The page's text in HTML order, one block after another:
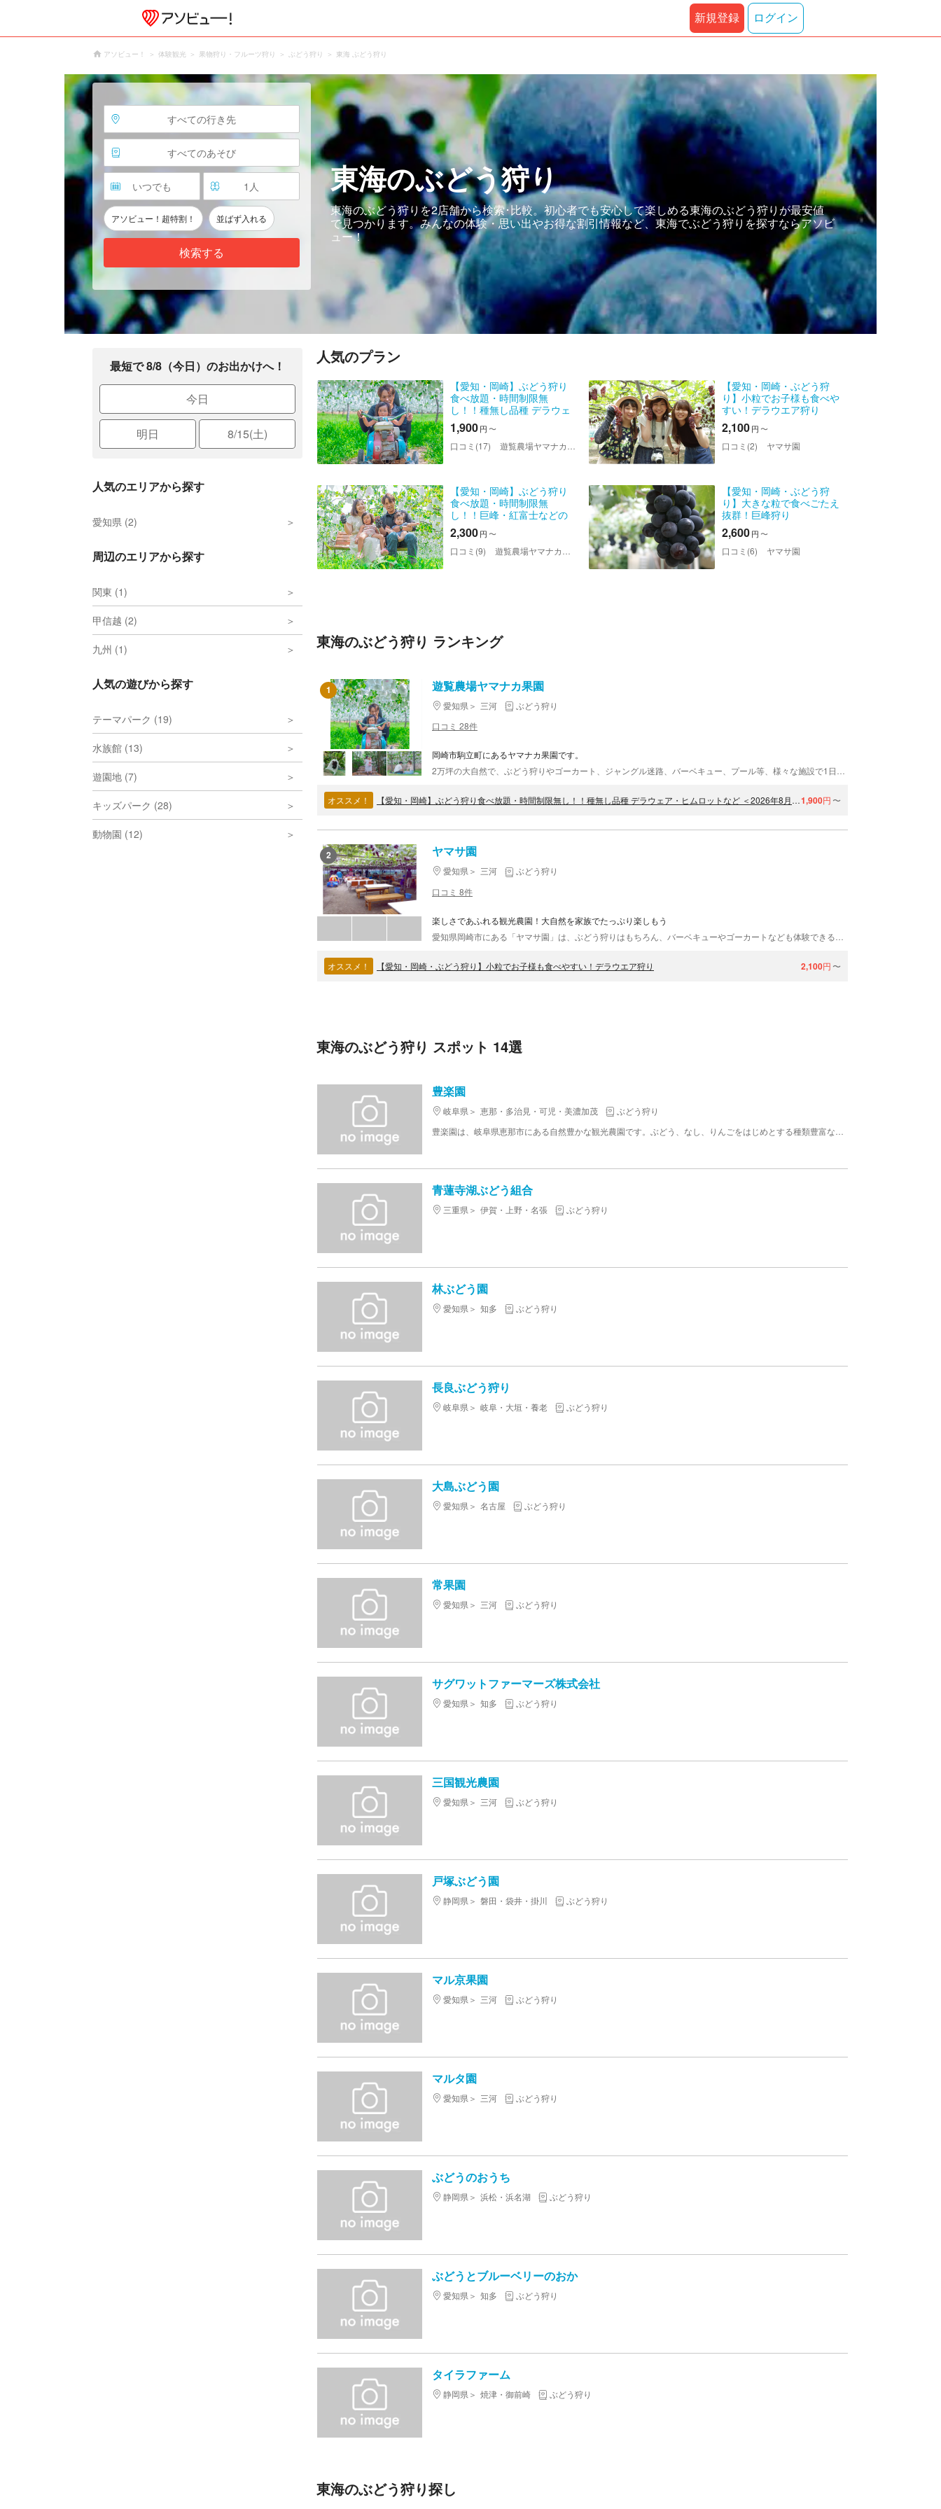
新規登録 ログイン
アソビュー！ 体験観光 果物狩り・フルーツ狩り ぶどう狩り 東海 ぶどう狩り
すべての行き先
すべてのあそび
いつでも 1 人
アソビュー！超特割！ 並ばず入れる
検索する
東海のぶどう狩り
東海のぶどう狩りを2店舗から検索･比較。初心者でも安心して楽しめる東海のぶどう狩りが最安値
で見つかります。みんなの体験・思い出やお得な割引情報など、東海でぶどう狩りを探すならアソビ
ュー！
最短で 8/8（今日）のお出かけへ！
今日
明日 8/15(土)
人気のエリアから探す
愛知県 (2)
周辺のエリアから探す
関東 (1)
甲信越 (2)
九州 (1)
人気の遊びから探す
テーマパーク (19)
水族館 (13)
遊園地 (7)
キッズパーク (28)
動物園 (12)
人気のプラン
【愛知・岡崎】ぶどう狩り
食べ放題・時間制限無
し！！種無し品種 デラウェ
ア・ヒムロットなど ＜2026
年8月1日～8月21日＞
1,900円 〜
口コミ(17) 遊覧農場ヤマナカ果園
【愛知・岡崎・ぶどう狩
り】小粒でお子様も食べや
すい！デラウエア狩り
2,100円 〜
口コミ(2) ヤマサ園
【愛知・岡崎】ぶどう狩り
食べ放題・時間制限無
し！！巨峰・紅富士などの
大粒品種≪2026年8月22日
～≫
2,300円 〜
口コミ(9) 遊覧農場ヤマナカ果園
【愛知・岡崎・ぶどう狩
り】大きな粒で食べごたえ
抜群！巨峰狩り
2,600円 〜
口コミ(6) ヤマサ園
東海のぶどう狩り ランキング
1 遊覧農場ヤマナカ果園
愛知県 三河
ぶどう狩り
口コミ 28件
岡崎市駒立町にあるヤマナカ果園です。
オススメ！ 【愛知・岡崎】ぶどう狩り食べ放題・時間制限無し！！種無し品種 デラウェア・ヒムロットなど ＜2026年8月1日～8月21日＞1,900円 〜
2 ヤマサ園
愛知県 三河
ぶどう狩り
口コミ 8件
楽しさであふれる観光農園！大自然を家族でたっぷり楽しもう
オススメ！ 【愛知・岡崎・ぶどう狩り】小粒でお子様も食べやすい！デラウエア狩り 2,100円 〜
東海のぶどう狩り スポット 14選
豊楽園
岐阜県 恵那・多治見・可児・美濃加茂
ぶどう狩り
青蓮寺湖ぶどう組合
三重県 伊賀・上野・名張 ぶどう狩り
林ぶどう園
愛知県 知多 ぶどう狩り
長良ぶどう狩り
岐阜県 岐阜・大垣・養老 ぶどう狩り
大島ぶどう園
愛知県 名古屋 ぶどう狩り
常果園
愛知県 三河 ぶどう狩り
サグワットファーマーズ株式会社
愛知県 知多 ぶどう狩り
三国観光農園
愛知県 三河 ぶどう狩り
戸塚ぶどう園
静岡県 磐田・袋井・掛川 ぶどう狩り
マル京果園
愛知県 三河 ぶどう狩り
マルタ園
愛知県 三河 ぶどう狩り
ぶどうのおうち
静岡県 浜松・浜名湖 ぶどう狩り
ぶどうとブルーベリーのおか
愛知県 知多 ぶどう狩り
タイラファーム
静岡県 焼津・御前崎 ぶどう狩り
東海のぶどう狩り探し